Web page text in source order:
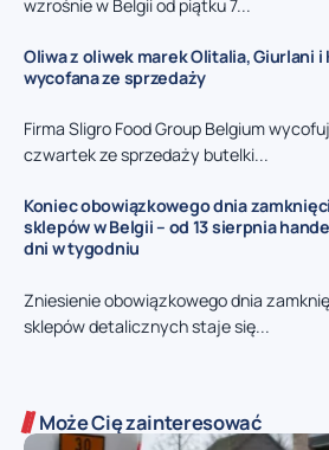
wzrośnie w Belgii od piątku 7...
Oliwa z oliwek marek Olitalia, Giurlani i
wycofana ze sprzedaży
Firma Sligro Food Group Belgium
czwartek ze sprzedaży butelki...
Koniec obowiązkowego dnia
sklepów w Belgii – od 13 sierpnia
dni w tygodniu
Zniesienie obowiązkowego dnia
sklepów detalicznych staje się...
Może Cię zainteresować